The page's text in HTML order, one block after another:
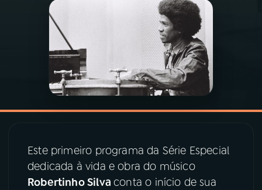
PROGRAMAS
PODCASTS
VIDEOCASTS
08 PRÊMIO RÁDIO MEC
Este primeiro programa da Série Especial
dedicada à vida e obra do músico
Robertinho Silvaconta o início de sua